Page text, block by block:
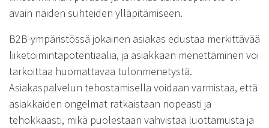
avain näiden suhteiden ylläpitämiseen.
B2B-ympäristössä jokainen asiakas edustaa merkittävää
liiketoimintapotentiaalia, ja asiakkaan menettäminen voi
tarkoittaa huomattavaa tulonmenetystä.
Asiakaspalvelun tehostamisella voidaan varmistaa, että
asiakkaiden ongelmat ratkaistaan nopeasti ja
tehokkaasti, mikä puolestaan vahvistaa luottamusta ja